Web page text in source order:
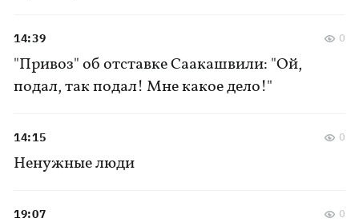
"Привоз" об отставке Саакашвили: "Ой,
подал, так подал! Мне какое дело!"
14:39 0
Ненужные люди
14:15 0
19:07 0